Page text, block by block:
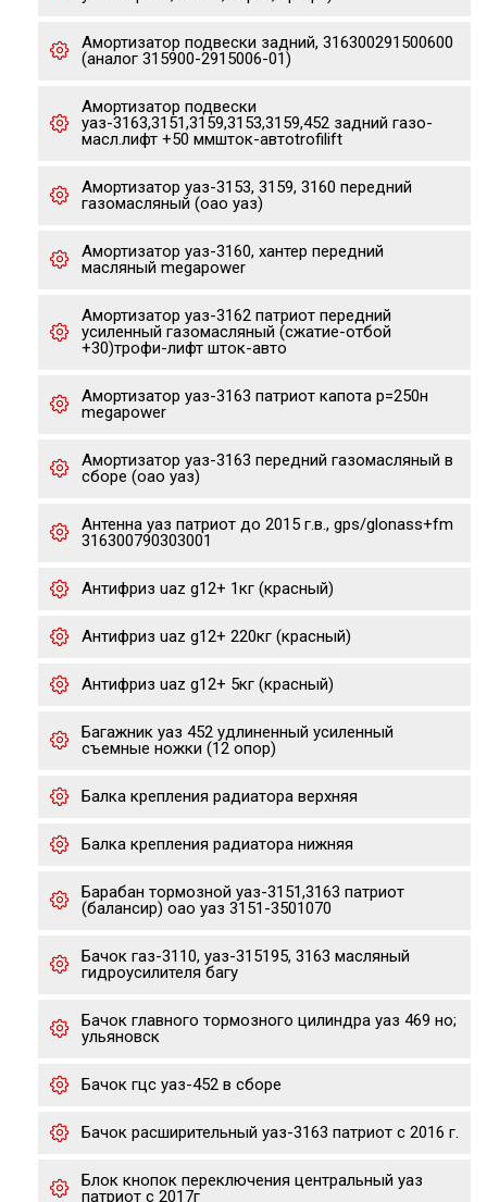
Амортизатор подвески задний, 316300291500600
(аналог 315900-2915006-01)
Амортизатор подвески
уаз-3163,3151,3159,3153,3159,452 задний газо-
масл.лифт +50 ммшток-автоtrofilift
Амортизатор уаз-3153, 3159, 3160 передний
газомасляный (оао уаз)
Амортизатор уаз-3160, хантер передний
масляный megapower
Амортизатор уаз-3162 патриот передний
усиленный газомасляный (сжатие-отбой
+30)трофи-лифт шток-авто
Амортизатор уаз-3163 патриот капота р=250н
megapower
Амортизатор уаз-3163 передний газомасляный в
сборе (оао уаз)
Антенна уаз патриот до 2015 г.в., gps/glonass+fm
316300790303001
Антифриз uaz g12+ 1кг (красный)
Антифриз uaz g12+ 220кг (красный)
Антифриз uaz g12+ 5кг (красный)
Багажник уаз 452 удлиненный усиленный
съемные ножки (12 опор)
Балка крепления радиатора верхняя
Балка крепления радиатора нижняя
Барабан тормозной уаз-3151,3163 патриот
(балансир) оао уаз 3151-3501070
Бачок газ-3110, уаз-315195, 3163 масляный
гидроусилителя багу
Бачок главного тормозного цилиндра уаз 469 но;
ульяновск
Бачок гцс уаз-452 в сборе
Бачок расширительный уаз-3163 патриот с 2016 г.
Блок кнопок переключения центральный уаз
патриот с 2017г